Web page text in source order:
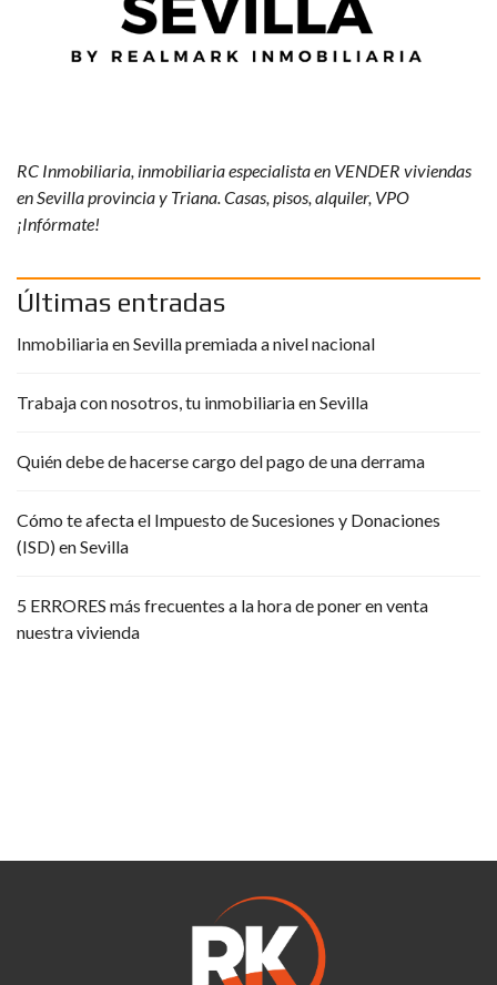
RC Inmobiliaria, inmobiliaria especialista en VENDER viviendas
en Sevilla provincia y Triana. Casas, pisos, alquiler, VPO
¡Infórmate!
Últimas entradas
Inmobiliaria en Sevilla premiada a nivel nacional
Trabaja con nosotros, tu inmobiliaria en Sevilla
Quién debe de hacerse cargo del pago de una derrama
Cómo te afecta el Impuesto de Sucesiones y Donaciones
(ISD) en Sevilla
5 ERRORES más frecuentes a la hora de poner en venta
nuestra vivienda